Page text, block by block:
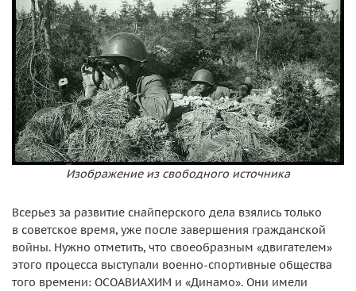
Изображение из свободного источника
Всерьез за развитие снайперского дела взялись только
в советское время, уже после завершения гражданской
войны. Нужно отметить, что своеобразным «двигателем»
этого процесса выступали военно-спортивные общества
того времени: ОСОАВИАХИМ и «Динамо». Они имели